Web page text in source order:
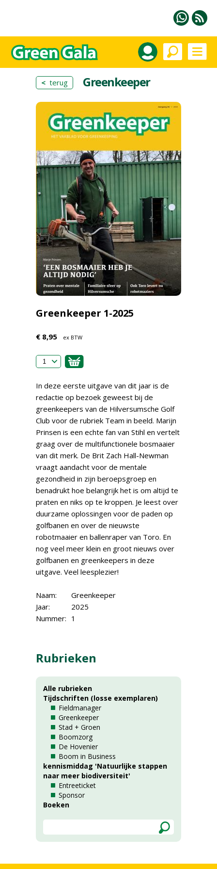
< terug Greenkeeper
Greenkeeper 1-2025
€ 8,95 ex BTW
In deze eerste uitgave van dit jaar is de
redactie op bezoek geweest bij de
greenkeepers van de Hilversumsche Golf
Club voor de rubriek Team in beeld. Marijn
Prinsen is een echte fan van Stihl en vertelt
graag over de multifunctionele bosmaaier
van dit merk. De Brit Zach Hall-Newman
vraagt aandacht voor de mentale
gezondheid in zijn beroepsgroep en
benadrukt hoe belangrijk het is om altijd te
praten en niks op te kroppen. Je leest over
duurzame oplossingen voor de paden op
golfbanen en over de nieuwste
robotmaaier en ballenraper van Toro. En
nog veel meer klein en groot nieuws over
golfbanen en greenkeepers in deze
uitgave. Veel leesplezier!
Naam:
Greenkeeper
Jaar:
2025
Nummer: 1
Rubrieken
Alle rubrieken
Tijdschriften (losse exemplaren)
Fieldmanager
Greenkeeper
Stad + Groen
Boomzorg
De Hovenier
Boom in Business
kennismiddag 'Natuurlijke stappen
naar meer biodiversiteit'
Entreeticket
Sponsor
Boeken